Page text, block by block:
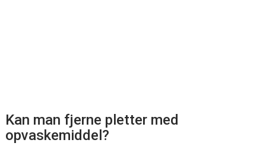
Kan man fjerne pletter med
opvaskemiddel?